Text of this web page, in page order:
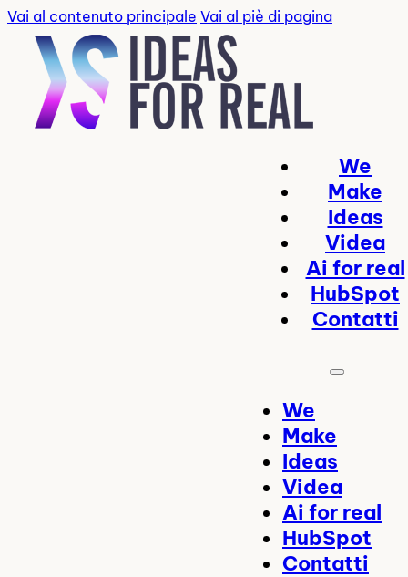
Vai al contenuto principale Vai al piè di pagina
We
Make
Ideas
Videa
Ai for real
HubSpot
Contatti
We
Make
Ideas
Videa
Ai for real
HubSpot
Contatti